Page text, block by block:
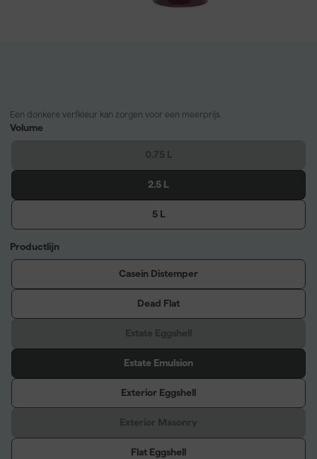
Een donkere verfkleur kan zorgen voor een meerprijs.
Volume
2.5 L
5 L
Productlijn
Casein Distemper
Dead Flat
Estate Emulsion
Exterior Eggshell
Flat Eggshell